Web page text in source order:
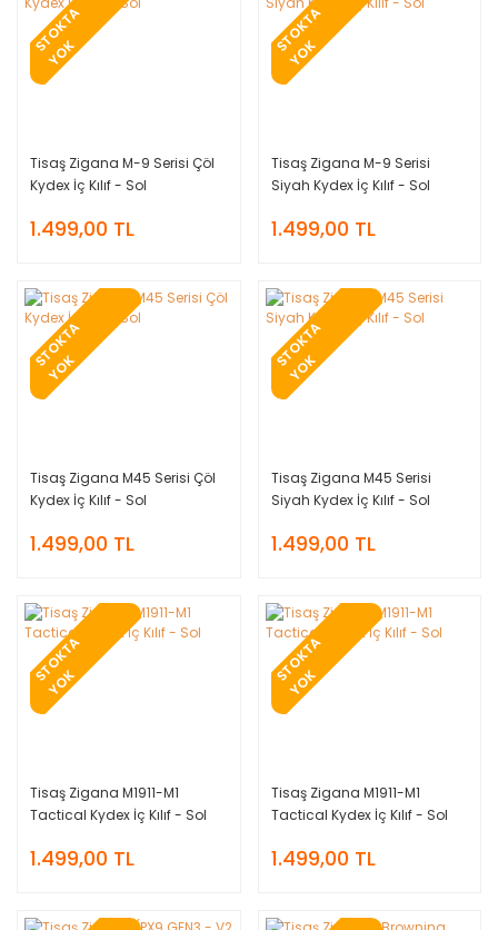
S
T
O
K
T
A
Y
O
K
Tisaş Zigana M-9 Serisi Çöl
Kydex İç Kılıf - Sol
1.499,00 TL
S
T
O
K
T
A
Y
O
K
Tisaş Zigana M-9 Serisi
Siyah Kydex İç Kılıf - Sol
1.499,00 TL
S
T
O
K
T
A
Y
O
K
Tisaş Zigana M45 Serisi Çöl
Kydex İç Kılıf - Sol
1.499,00 TL
S
T
O
K
T
A
Y
O
K
Tisaş Zigana M45 Serisi
Siyah Kydex İç Kılıf - Sol
1.499,00 TL
S
T
O
K
T
A
Y
O
K
Tisaş Zigana M1911-M1
Tactical Kydex İç Kılıf - Sol
1.499,00 TL
S
T
O
K
T
A
Y
O
K
Tisaş Zigana M1911-M1
Tactical Kydex İç Kılıf - Sol
1.499,00 TL